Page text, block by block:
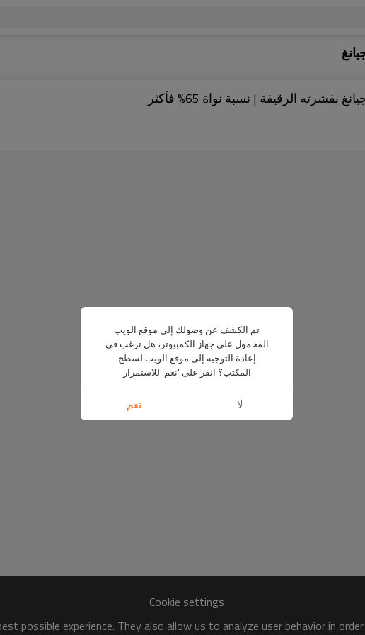
Cookie settings
possible experience. They also allow us to analyze user behavior in
تم الكشف عن وصولك إلى موقع الويب
المحمول على جهاز الكمبيوتر، هل ترغب في
إعادة التوجيه إلى موقع الويب لسطح
المكتب؟ انقر على 'نعم' للاستمرار
لا نعم